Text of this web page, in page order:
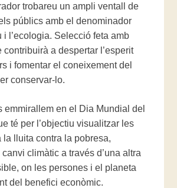
trobareu un ampli ventall de
públics amb el denominador
i l’ecologia. Selecció feta amb
contribuirà a despertar l’esperit
i fomentar el coneixement del
conservar-lo.
emmirallem en el Dia Mundial del
té per l’objectiu visualitzar les
la lluita contra la pobresa,
canvi climàtic a través d’una altra
on les persones i el planeta
del benefici econòmic.